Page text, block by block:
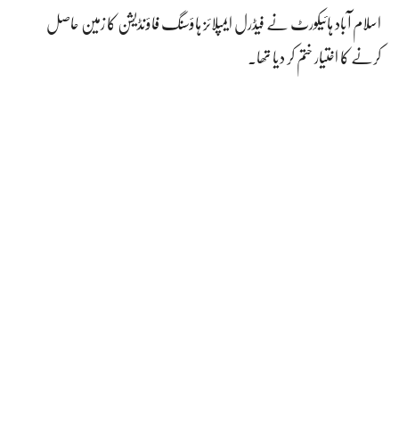
اسلام آباد ہائیکورٹ نے فیڈرل ایمپلائز ہاؤسنگ فاؤنڈیشن کا زمین حاصل
کرنے کا اختیار ختم کر دیا تھا۔